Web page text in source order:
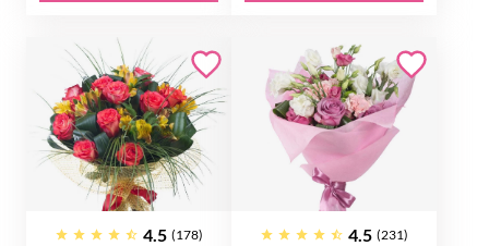
4.5 (178) 4.5 (231)